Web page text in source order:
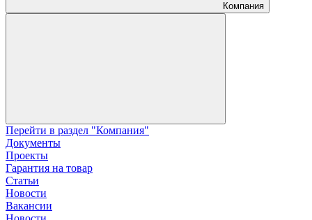
Компания
Перейти в раздел "Компания"
Документы
Проекты
Гарантия на товар
Статьи
Новости
Вакансии